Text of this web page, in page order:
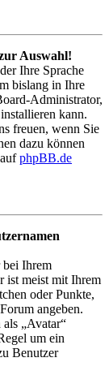
Auswahl!
Ihre Sprache
bislang in Ihre
Administrator,
kann.
freuen, wenn Sie
dazu können
phpBB.de
Ihrem
ist meist mit Ihrem
oder Punkte,
angeben.
„Avatar“
um ein
Benutzer